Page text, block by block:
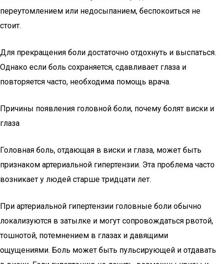
переутомлением или недосыпанием, беспокоиться не
стоит.
Для прекращения боли достаточно отдохнуть и выспаться.
Однако если боль сохраняется, сдавливает глаза и
повторяется часто, необходима помощь врача.
Причины появления головной боли, почему болят виски и
глаза
Головная боль, отдающая в виски и глаза, может быть
признаком артериальной гипертензии. Эта проблема часто
возникает у людей старше тридцати лет.
При артериальной гипертензии головные боли обычно
локализуются в затылке и могут сопровождаться рвотой,
тошнотой, потемнением в глазах и давящими
ощущениями. Боль может быть пульсирующей и отдавать